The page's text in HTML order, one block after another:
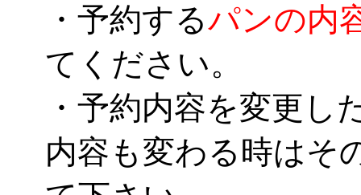
・予約するパンの内
てください。
・予約内容を変更し
内容も変わる時はそ